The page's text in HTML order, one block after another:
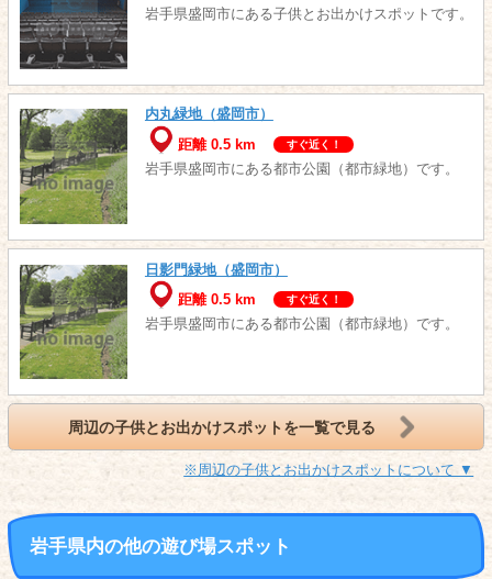
岩手県盛岡市にある子供とお出かけスポットです。
内丸緑地（盛岡市）
距離 0.5 km
すぐ近く！
岩手県盛岡市にある都市公園（都市緑地）です。
日影門緑地（盛岡市）
距離 0.5 km
すぐ近く！
岩手県盛岡市にある都市公園（都市緑地）です。
周辺の子供とお出かけスポットを一覧で見る
※周辺の子供とお出かけスポットについて ▼
岩手県内の他の遊び場スポット